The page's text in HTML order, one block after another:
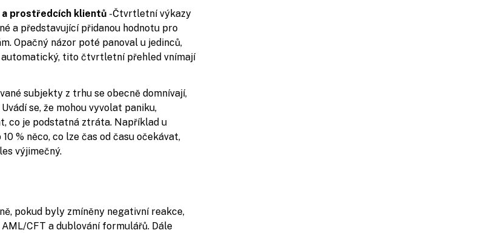
a prostředcích klientů -Čtvrtletní výkazy
a představující přidanou hodnotu pro
Opačný názor poté panoval u jedinců,
tito čtvrtletní přehled vnímají
subjekty z trhu se obecně domnívají,
se, že mohou vyvolat paniku,
co je podstatná ztráta. Například u
% něco, co lze čas od času očekávat,
výjimečný.
pokud byly zmíněny negativní reakce,
CFT a dublování formulářů. Dále